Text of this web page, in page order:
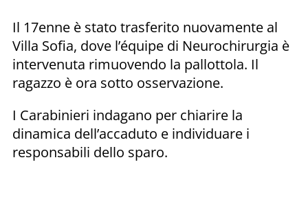
Il 17enne è stato trasferito nuovamente al
Villa Sofia, dove l’équipe di Neurochirurgia è
intervenuta rimuovendo la pallottola. Il
ragazzo è ora sotto osservazione.
I Carabinieri indagano per chiarire la
dinamica dell’accaduto e individuare i
responsabili dello sparo.